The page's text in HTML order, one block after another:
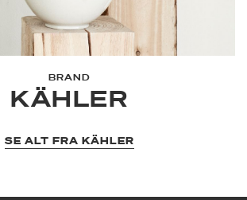
BRAND
KÄHLER
SE ALT FRA KÄHLER